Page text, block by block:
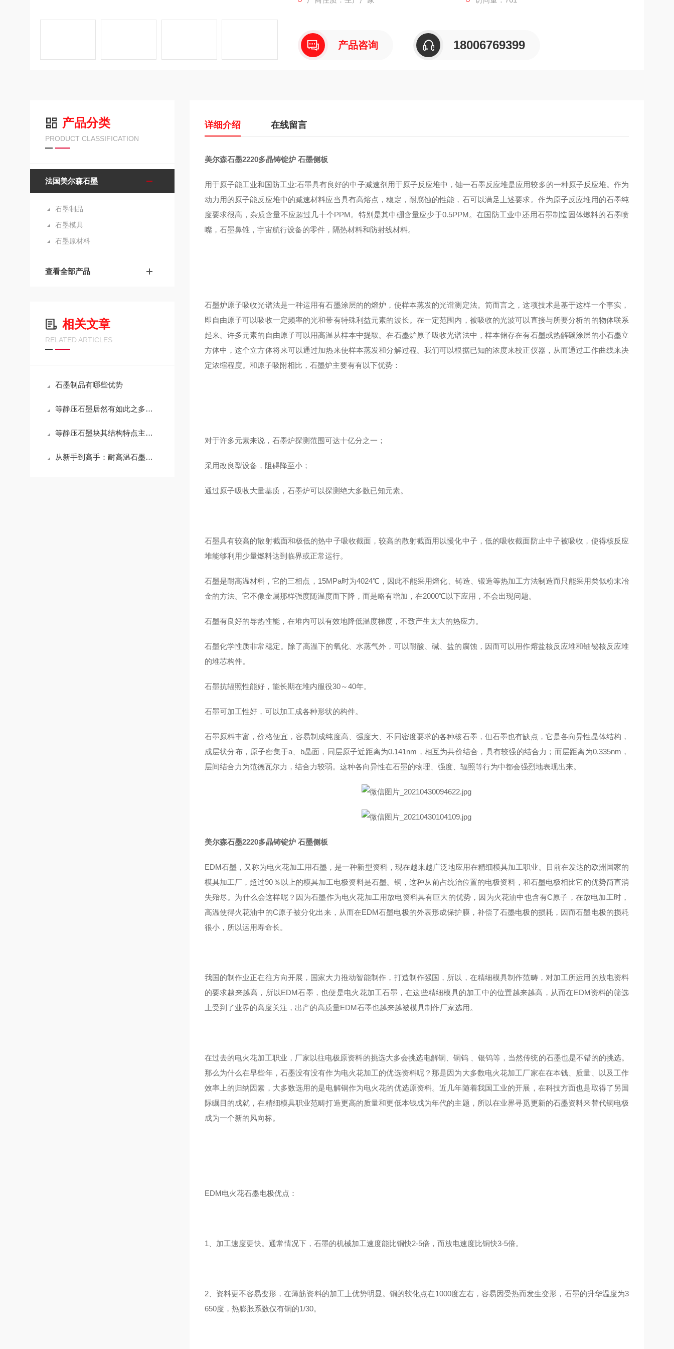
产品咨询 18006769399
产品分类
PRODUCT CLASSIFICATION
法国美尔森石墨
石墨制品
石墨模具
石墨原材料
查看全部产品
相关文章
RELATED ARTICLES
石墨制品有哪些优势
等静压石墨居然有如此之多的作用
等静压石墨块其结构特点主要体现在以下几个方面
从新手到高手：耐高温石墨坩埚使用全攻略，让你的工作更出色！
详细介绍 在线留言
美尔森石墨2220多晶铸锭炉 石墨侧板
用于原子能工业和国防工业:石墨具有良好的中子减速剂用于原子反应堆中，铀一石墨反应堆是应用较多的一种原子反应堆。作为
动力用的原子能反应堆中的减速材料应当具有高熔点，稳定，耐腐蚀的性能，石可以满足上述要求。作为原子反应堆用的石墨纯
度要求很高，杂质含量不应超过几十个PPM。特别是其中硼含量应少于0.5PPM。在国防工业中还用石墨制造固体燃料的石墨喷
嘴，石墨鼻锥，宇宙航行设备的零件，隔热材料和防射线材料。
石墨炉原子吸收光谱法是一种运用有石墨涂层的的熔炉，使样本蒸发的光谱测定法。简而言之，这项技术是基于这样一个事实，
即自由原子可以吸收一定频率的光和带有特殊利益元素的波长。在一定范围内，被吸收的光波可以直接与所要分析的的物体联系
起来。许多元素的自由原子可以用高温从样本中提取。在石墨炉原子吸收光谱法中，样本储存在有石墨或热解碳涂层的小石墨立
方体中，这个立方体将来可以通过加热来使样本蒸发和分解过程。我们可以根据已知的浓度来校正仪器，从而通过工作曲线来决
定浓缩程度。和原子吸附相比，石墨炉主要有有以下优势：
对于许多元素来说，石墨炉探测范围可达十亿分之一；
采用改良型设备，阻碍降至小；
通过原子吸收大量基质，石墨炉可以探测绝大多数已知元素。
石墨具有较高的散射截面和极低的热中子吸收截面，较高的散射截面用以慢化中子，低的吸收截面防止中子被吸收，使得核反应
堆能够利用少量燃料达到临界或正常运行。
石墨是耐高温材料，它的三相点，15MPa时为4024℃，因此不能采用熔化、铸造、锻造等热加工方法制造而只能采用类似粉末冶
金的方法。它不像金属那样强度随温度而下降，而是略有增加，在2000℃以下应用，不会出现问题。
石墨有良好的导热性能，在堆内可以有效地降低温度梯度，不致产生太大的热应力。
石墨化学性质非常稳定。除了高温下的氧化、水蒸气外，可以耐酸、碱、盐的腐蚀，因而可以用作熔盐核反应堆和铀铋核反应堆
的堆芯构件。
石墨抗辐照性能好，能长期在堆内服役30～40年。
石墨可加工性好，可以加工成各种形状的构件。
石墨原料丰富，价格便宜，容易制成纯度高、强度大、不同密度要求的各种核石墨，但石墨也有缺点，它是各向异性晶体结构，
成层状分布，原子密集于a、b晶面，同层原子近距离为0.141nm，相互为共价结合，具有较强的结合力；而层距离为0.335nm，
层间结合力为范德瓦尔力，结合力较弱。这种各向异性在石墨的物理、强度、辐照等行为中都会强烈地表现出来。
美尔森石墨2220多晶铸锭炉 石墨侧板
EDM石墨，又称为电火花加工用石墨，是一种新型资料，现在越来越广泛地应用在精细模具加工职业。目前在发达的欧洲国家的
模具加工厂，超过90％以上的模具加工电极资料是石墨。铜，这种从前占统治位置的电极资料，和石墨电极相比它的优势简直消
失殆尽。为什么会这样呢？因为石墨作为电火花加工用放电资料具有巨大的优势，因为火花油中也含有C原子，在放电加工时，
高温使得火花油中的C原子被分化出来，从而在EDM石墨电极的外表形成保护膜，补偿了石墨电极的损耗，因而石墨电极的损耗
很小，所以运用寿命长。
我国的制作业正在往方向开展，国家大力推动智能制作，打造制作强国，所以，在精细模具制作范畴，对加工所运用的放电资料
的要求越来越高，所以EDM石墨，也便是电火花加工石墨，在这些精细模具的加工中的位置越来越高，从而在EDM资料的筛选
上受到了业界的高度关注，出产的高质量EDM石墨也越来越被模具制作厂家选用。
在过去的电火花加工职业，厂家以往电极原资料的挑选大多会挑选电解铜、铜钨 、银钨等，当然传统的石墨也是不错的的挑选。
那么为什么在早些年，石墨没有没有作为电火花加工的优选资料呢？那是因为大多数电火花加工厂家在在本钱、质量、以及工作
效率上的归纳因素，大多数选用的是电解铜作为电火花的优选原资料。近几年随着我国工业的开展，在科技方面也是取得了另国
际瞩目的成就，在精细模具职业范畴打造更高的质量和更低本钱成为年代的主题，所以在业界寻觅更新的石墨资料来替代铜电极
成为一个新的风向标。
EDM电火花石墨电极优点：
1、加工速度更快。通常情况下，石墨的机械加工速度能比铜快2-5倍，而放电速度比铜快3-5倍。
2、资料更不容易变形，在薄筋资料的加工上优势明显。铜的软化点在1000度左右，容易因受热而发生变形，石墨的升华温度为3
650度，热膨胀系数仅有铜的1/30。